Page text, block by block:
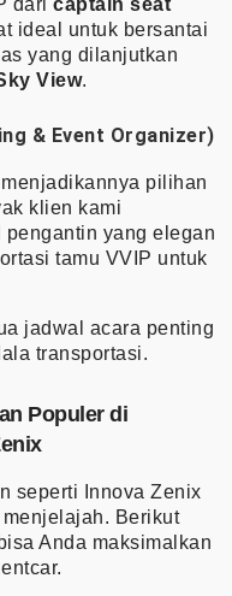
dari captain seat
ideal untuk bersantai
yang dilanjutkan
View.
& Event Organizer)
pilihan
klien kami
yang elegan
tamu VVIP untuk
jadwal acara penting
transportasi.
Populer di
seperti Innova Zenix
Berikut
Anda maksimalkan